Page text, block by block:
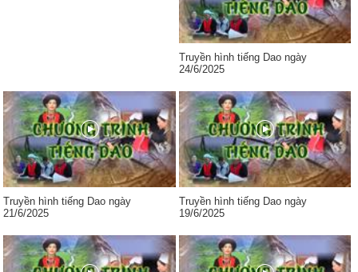
Truyền hình tiếng Dao ngày
24/6/2025
Truyền hình tiếng Dao ngày
21/6/2025
Truyền hình tiếng Dao ngày
19/6/2025